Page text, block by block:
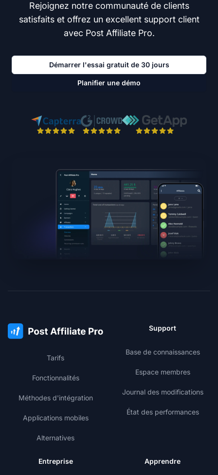
Rejoignez notre communauté de clients
satisfaits et offrez un excellent support client
avec Post Affiliate Pro.
Démarrer l'essai gratuit de 30 jours
Planifier une démo
Tarifs
Fonctionnalités
Méthodes d'intégration
Applications mobiles
Alternatives
Support
Base de connaissances
Espace membres
Journal des modifications
État des performances
Entreprise Apprendre